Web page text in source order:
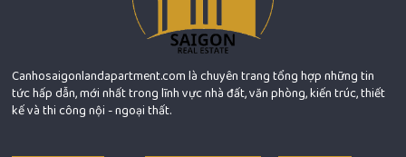
Canhosaigonlandapartment.com là chuyên trang tổng hợp những tin
tức hấp dẫn, mới nhất trong lĩnh vực nhà đất, văn phòng, kiến trúc, thiết
kế và thi công nội - ngoại thất.